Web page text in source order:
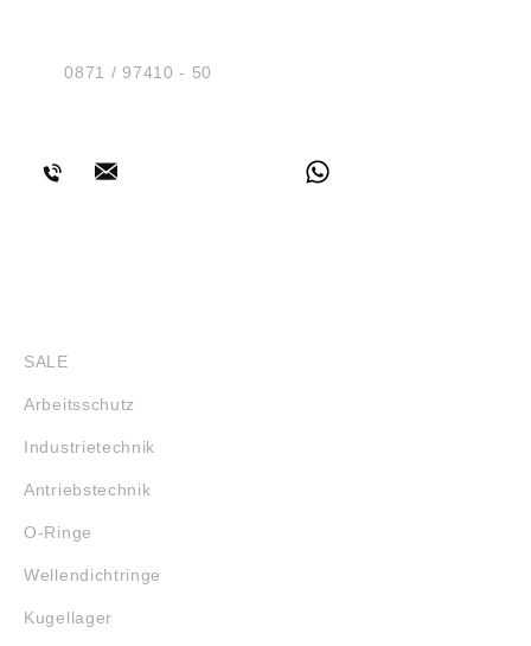
Tel.:0871 / 97410 - 50
SALE
Arbeitsschutz
Industrietechnik
Antriebstechnik
O-Ringe
Wellendichtringe
Kugellager